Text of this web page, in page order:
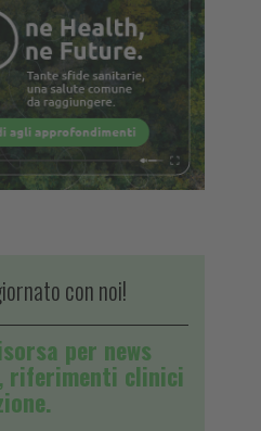
con noi!
per news
riferimenti clinici